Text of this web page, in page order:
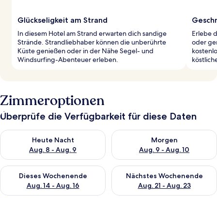
Glückseligkeit am Strand
In diesem Hotel am Strand erwarten dich sandige
Strände. Strandliebhaber können die unberührte
Küste genießen oder in der Nähe Segel- und
Windsurfing-Abenteuer erleben.
Erlebe
oder
Zimmeroptionen
Überprüfe die Verfügbarkeit für diese Daten
Heute Nacht
Aug. 8 - Aug. 9
Überprüfe die Verfügbarkeit für heute Nacht, Aug. 8 - Aug. 9.
Morgen
Aug. 9 - Aug. 10
Überprüfe die Verfügbarkeit
Dieses Wochenende
Aug. 14 - Aug. 16
Überprüfe die Verfügbarkeit für dieses Wochenende, Aug. 14
Nächstes Wochenende
Aug. 21 - Aug. 23
Überprüfe die Verfügbarkeit